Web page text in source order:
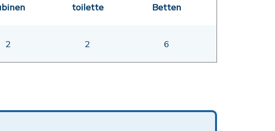
toilette Betten
2 2 6